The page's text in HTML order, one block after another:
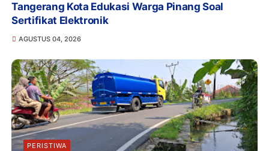
Tangerang Kota Edukasi Warga Pinang Soal
Sertifikat Elektronik
AGUSTUS 04, 2026
PERISTIWA